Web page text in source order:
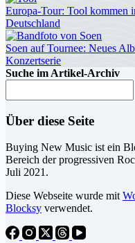
Europa-Tour: Tool kommen
Deutschland
Soen auf Tournee: Neues
Konzertserie
Suche im Artikel-Archiv
Über diese Seite
Buying New Music ist ein
Bereich der progressiven
Juli 2021.
Diese Webseite wurde mit
Blocksy verwendet.